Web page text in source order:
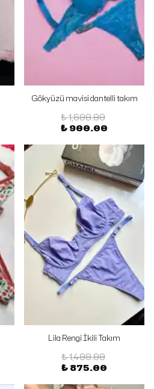
Gökyüzü mavisi dantelli takım
₺ 1,600.00
₺ 900.00
Lila Rengi İkili Takım
₺ 1,400.00
₺ 875.00